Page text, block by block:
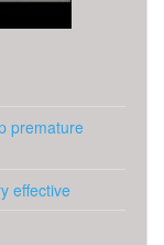
premature
effective